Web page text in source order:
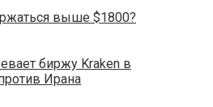
выше $1800?
биржу Kraken в
Ирана